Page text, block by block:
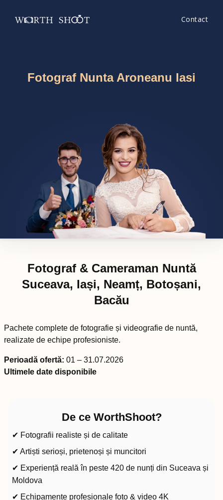
Contact
Fotograf Nunta Aroneanu Iasi
Fotograf & Cameraman Nuntă
Suceava, Iași, Neamț, Botoșani,
Bacău
Pachete complete de fotografie și videografie de nuntă,
realizate de echipe profesioniste.
Perioadă ofertă: 01 – 31.07.2026
Ultimele date disponibile
De ce WorthShoot?
✔ Fotografii realiste și de calitate
✔ Artiști serioși, prietenoși și muncitori
✔ Experiență reală în peste 420 de nunți din Suceava și
Moldova
✔ Echipamente profesionale foto & video 4K